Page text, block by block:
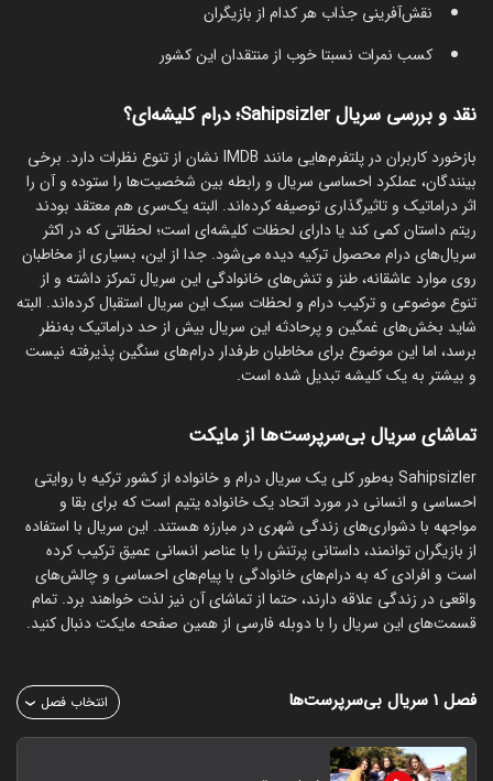
نقش‌آفرینی جذاب هر کدام از بازیگران
کسب نمرات نسبتا خوب از منتقدان این کشور
نقد و بررسی سریال Sahipsizler؛ درام کلیشه‌ای؟
بازخورد کاربران در پلتفرم‌هایی مانند IMDB نشان از تنوع نظرات دارد. برخی
بینندگان، عملکرد احساسی سریال و رابطه بین شخصیت‌ها را ستوده‌ و آن را
اثر دراماتیک و تاثیرگذاری توصیفه کرده‌اند. البته یک‌سری هم معتقد بودند
ریتم داستان کمی کند یا دارای لحظات کلیشه‌ای است؛ لحظاتی که در اکثر
سریال‌های درام محصول ترکیه دیده می‌شود. جدا از این، بسیاری از مخاطبان
روی موارد عاشقانه، طنز و تنش‌های خانوادگی این سریال تمرکز داشته و از
تنوع موضوعی و ترکیب درام و لحظات سبک این سریال استقبال کرده‌اند. البته
شاید بخش‌های غمگین و پرحادثه این سریال بیش از حد دراماتیک به‌نظر
برسد، اما این موضوع برای مخاطبان طرفدار درام‌های سنگین پذیرفته نیست
و بیشتر به یک کلیشه تبدیل شده است.
تماشای سریال بی‌سرپرست‌ها از مایکت
Sahipsizler به‌طور کلی یک سریال درام و خانواده از کشور ترکیه با روایتی
احساسی و انسانی در مورد اتحاد یک خانواده یتیم است که برای بقا و
مواجهه با دشواری‌های زندگی شهری در مبارزه هستند. این سریال با استفاده
از بازیگران توانمند، داستانی پرتنش را با عناصر انسانی عمیق ترکیب کرده
است و افرادی که به درام‌های خانوادگی با پیام‌های احساسی و چالش‌های
واقعی در زندگی علاقه دارند، حتما از تماشای آن نیز لذت خواهند برد. تمام
قسمت‌های این سریال را با دوبله فارسی از همین صفحه مایکت دنبال کنید.
فصل ۱ سریال بی‌سرپرست‌ها انتخاب فصل